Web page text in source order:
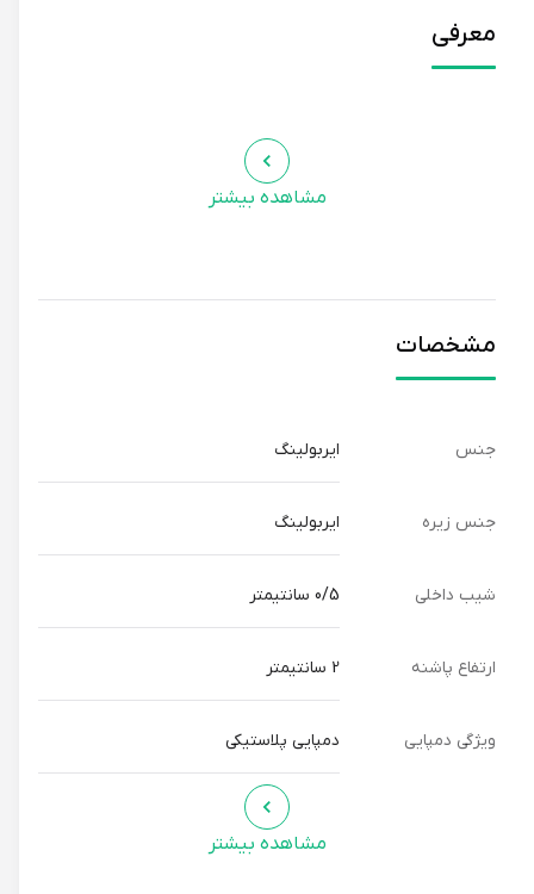
معرفی
مشاهده بیشتر
مشخصات
جنس ایربولینگ
جنس زیره ایربولینگ
شیب داخلی
ارتفاع پاشنه
ویژگی دمپایی دمپایی پلاستیکی
مشاهده بیشتر